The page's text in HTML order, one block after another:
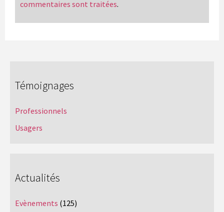
commentaires sont traitées.
Témoignages
Professionnels
Usagers
Actualités
Evènements (125)